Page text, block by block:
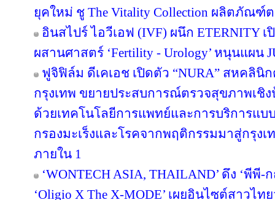
ยุคใหม่ ชู The Vitality Collection ผลิตภัณ
อินสไปร์ ไอวีเอฟ (IVF) ผนึก ETERNITY เปิ
ผสานศาสตร์ ‘Fertility - Urology’ หนุนแผน
ฟูจิฟิล์ม ดีเคเอช เปิดตัว “NURA” สหคลิ
กรุงเทพ ขยายประสบการณ์ตรวจสุขภาพเชิ
ด้วยเทคโนโลยีการแพทย์และการบริการแ
กรองมะเร็งและโรคจากพฤติกรรมมาสู่กรุง
ภายใน 1
‘WONTECH ASIA, THAILAND’ ดึง ‘พีพี
‘Oligio X The X-MODE’ เผยอินไซต์สาวไ